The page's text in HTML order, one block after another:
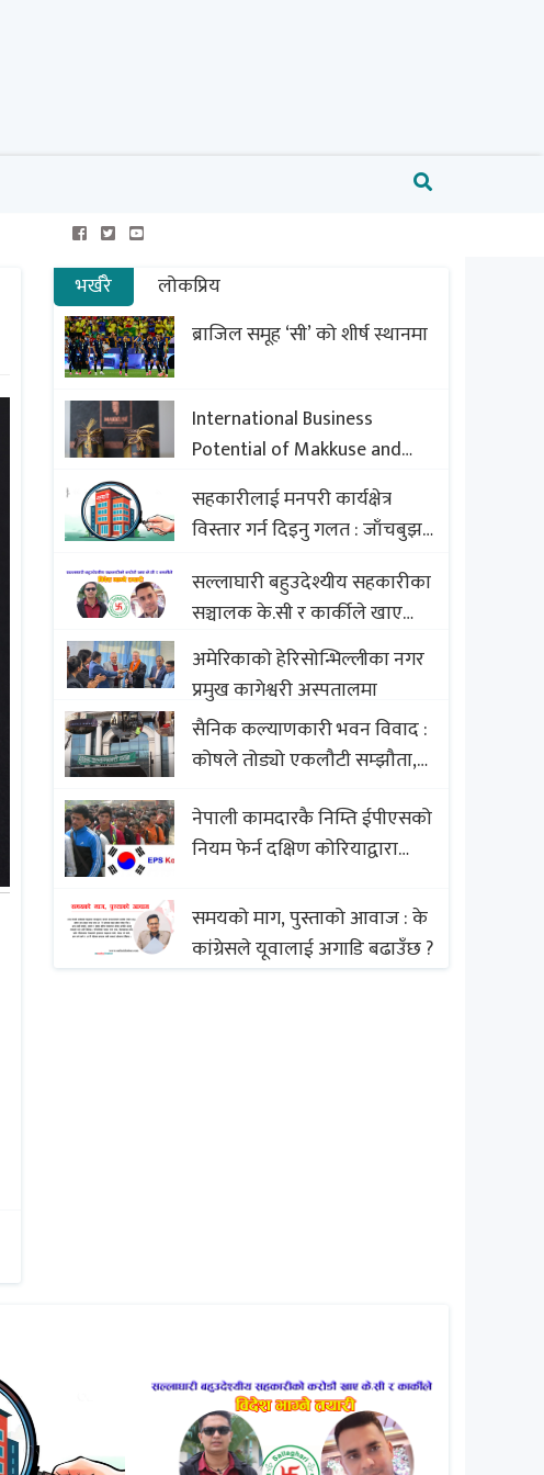
भर्खरै
लोकप्रिय
ब्राजिल समूह ‘सी’ को शीर्ष स्थानमा
International Business
Potential of Makkuse and
Export Opportunities of
Nepali Sweets with Global
Comparison to Baklava
सहकारीलाई मनपरी कार्यक्षेत्र
विस्तार गर्न दिइनु गलत : जाँचबुझ
सल्लाघारी बहुउदेश्यीय सहकारीका
सञ्चालक के.सी र कार्कीले खाए
सदस्यको करोडौं बचत
अमेरिकाको हेरिसोन्भिल्लीका नगर
प्रमुख कागेश्वरी अस्पतालमा
सैनिक कल्याणकारी भवन विवाद :
कोषले तोड्यो एकलौटी सम्झौता,
बिखलबन्दमा (भिडियो)
नेपाली कामदारकै निम्ति ईपीएसको
नियम फेर्न दक्षिण कोरियाद्वारा
समयको माग, पुस्ताको आवाज : के
कांग्रेसले यूवालाई अगाडि बढाउँछ ?